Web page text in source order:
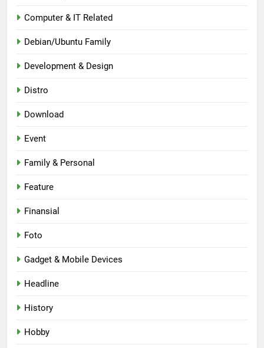
Computer & IT Related
Debian/Ubuntu Family
Development & Design
Distro
Download
Event
Family & Personal
Feature
Finansial
Foto
Gadget & Mobile Devices
Headline
History
Hobby